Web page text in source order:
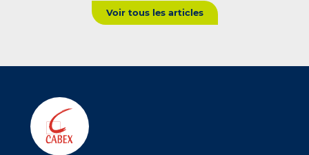
Voir tous les articles